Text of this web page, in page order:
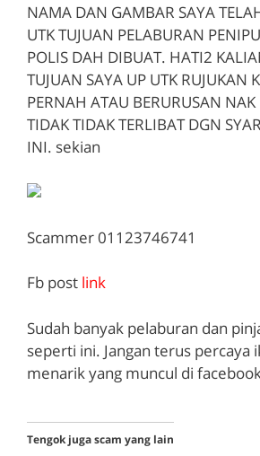
NAMA DAN GAMBAR SAYA
UTK TUJUAN PELABURAN
POLIS DAH DIBUAT. HATI2
TUJUAN SAYA UP UTK RUJUKAN
PERNAH ATAU BERURUSAN
TIDAK TIDAK TERLIBAT DGN
INI. sekian
Scammer 01123746741
Fb post link
Sudah banyak pelaburan dan
seperti ini. Jangan terus percaya
menarik yang muncul di
Tengok juga scam yang lain